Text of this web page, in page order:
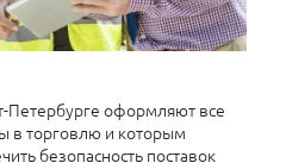
Петербурге оформляют все
в торговлю и которым
безопасность поставок